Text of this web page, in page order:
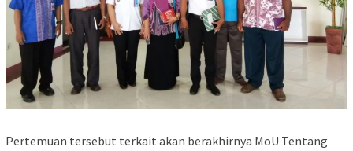
Pertemuan tersebut terkait akan berakhirnya MoU Tentang